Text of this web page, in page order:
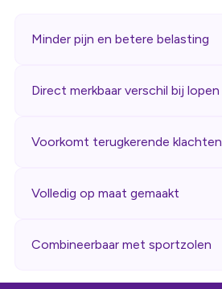
Minder pijn en betere belasting
Direct merkbaar verschil bij lopen
Voorkomt terugkerende klachten
Volledig op maat gemaakt
Combineerbaar met sportzolen